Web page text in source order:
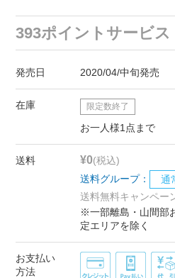
393ポイントサービス
発売日 2020/04/中旬発売
在庫 限定数終了
お一人様1点まで
送料 ¥0(税込)
送料グループ：
通
送料無料キャンペー
※一部離島・山間部
定エリアを除く
お支払い
方法